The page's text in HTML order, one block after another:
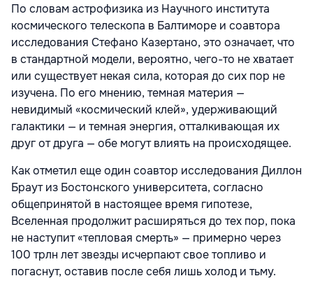
По словам астрофизика из Научного института
космического телескопа в Балтиморе и соавтора
исследования Стефано Казертано, это означает, что
в стандартной модели, вероятно, чего-то не хватает
или существует некая сила, которая до сих пор не
изучена. По его мнению, темная материя —
невидимый «космический клей», удерживающий
галактики — и темная энергия, отталкивающая их
друг от друга — обе могут влиять на происходящее.
Как отметил еще один соавтор исследования Диллон
Браут из Бостонского университета, согласно
общепринятой в настоящее время гипотезе,
Вселенная продолжит расширяться до тех пор, пока
не наступит «тепловая смерть» — примерно через
100 трлн лет звезды исчерпают свое топливо и
погаснут, оставив после себя лишь холод и тьму.